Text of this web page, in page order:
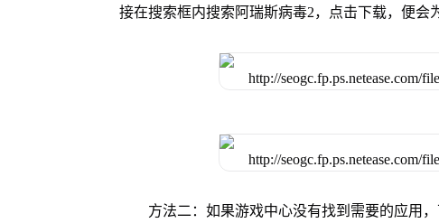
接在搜索框内搜索阿瑞斯病毒2，点击下载，便会
方法二：如果游戏中心没有找到需要的应用